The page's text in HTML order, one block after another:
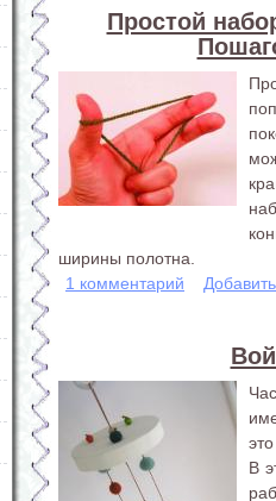
Простой
ширины полотна.
1 комментарий
В